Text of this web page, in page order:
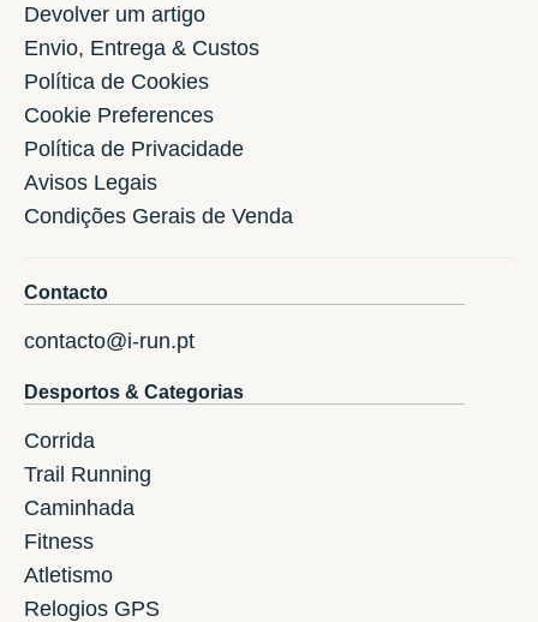
Devolver um artigo
Envio, Entrega & Custos
Política de Cookies
Cookie Preferences
Política de Privacidade
Avisos Legais
Condições Gerais de Venda
Contacto
contacto@i-run.pt
Desportos & Categorias
Corrida
Trail Running
Caminhada
Fitness
Atletismo
Relogios GPS